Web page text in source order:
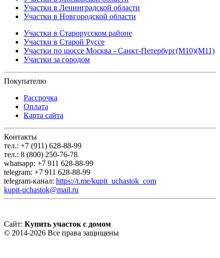
Участки в Ленинградской области
Участки в Новгородской области
Участки в Старорусском районе
Участки в Старой Руссе
Участки по шоссе Москва - Санкт-Петербург(М10)(М11)
Участки за городом
Покупателю
Рассрочка
Оплата
Карта сайта
Контакты
тел.: +7 (911) 628-88-99
тел.: 8 (800) 250-76-78
whatsapp: +7 911 628-88-99
telegram: +7 911 628-88-99
telegram-канал: https://t.me/kupit_uchastok_com
kupit-uchastok@mail.ru
Сайт: Купить участок с домом
© 2014-2026 Все права защищены